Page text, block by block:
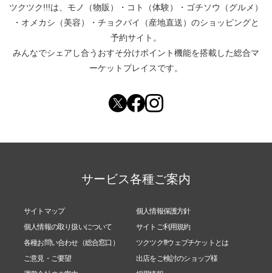
ツクツク!!!は、 モノ（物販） ・ コト（体験） ・ ゴチソウ（グルメ）
・ オメカシ（美容） ・ チョクバイ（産地直送） のショッピングと
予約サイト。
みんなでシェアし合う おすそ分けポイント機能を搭載した総合マ
ーケットプレイスです。
サービス各種ご案内
サイトマップ
個人情報保護方針
個人情報の取り扱いについて
サイトご利用規約
各種お問い合わせ（総合窓口）
ツクツク!!!ウェブチケットとは
ご意見・ご要望
出店をご検討のショップ様